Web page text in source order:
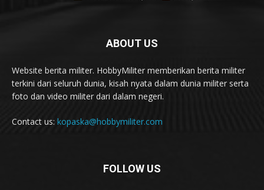
ABOUT US
Website berita militer. HobbyMiliter memberikan berita militer
terkini dari seluruh dunia, kisah nyata dalam dunia militer serta
foto dan video militer dari dalam negeri.
Contact us: kopaska@hobbymiliter.com
FOLLOW US